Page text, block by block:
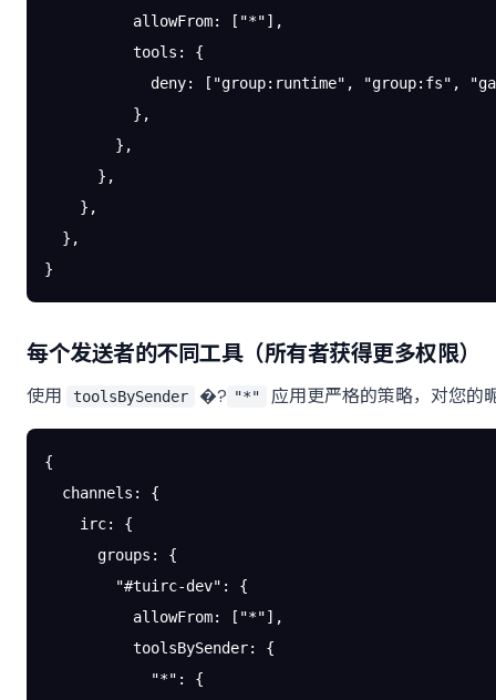
          allowFrom
: [ "*"],
          tools
: {
            deny
: [ "group:runtime" , "group:fs" ,
          },
        },
      },
    },
  },
}
每个发送者的不同工具（所有者获得更多权限）
使用 toolsBySender �? "*" 应用更严格的策略，对您
{
  channels
: {
    irc
: {
      groups
: {
        "#tuirc-dev"
: {
          allowFrom
: [ "*"],
          toolsBySender
: {
            "*"
: {